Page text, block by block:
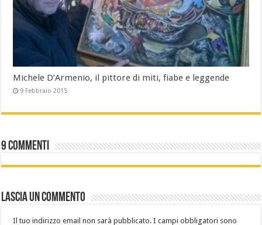
Michele D’Armenio, il pittore di miti, fiabe e leggende
9 Febbraio 2015
9 commenti
Lascia un commento
Il tuo indirizzo email non sarà pubblicato. I campi obbligatori sono